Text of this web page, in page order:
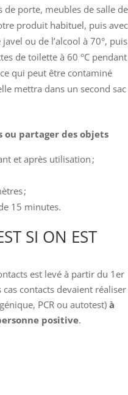
de porte, meubles de salle de
produit habituel, puis avec
ou de l’alcool à 70°, puis
de toilette à 60 °C pendant
qui peut être contaminé
mettra dans un second sac
ou partager des objets
et après utilisation ;
;
15 minutes.
SI ON EST
est levé à partir du 1er
cas contacts devaient réaliser
PCR ou autotest)à
positive.